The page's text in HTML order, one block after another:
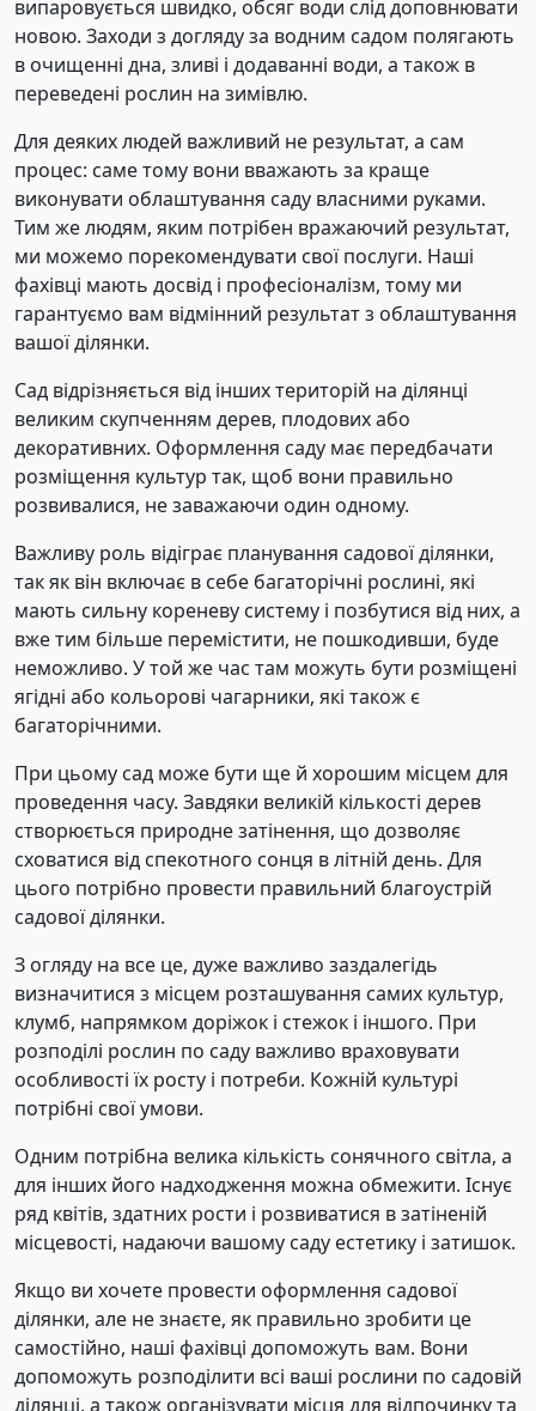
випаровується швидко, обсяг води слід доповнювати
новою. Заходи з догляду за водним садом полягають
в очищенні дна, зливі і додаванні води, а також в
переведені рослин на зимівлю.
Для деяких людей важливий не результат, а сам
процес: саме тому вони вважають за краще
виконувати облаштування саду власними руками.
Тим же людям, яким потрібен вражаючий результат,
ми можемо порекомендувати свої послуги. Наші
фахівці мають досвід і професіоналізм, тому ми
гарантуємо вам відмінний результат з облаштування
вашої ділянки.
Сад відрізняється від інших територій на ділянці
великим скупченням дерев, плодових або
декоративних. Оформлення саду має передбачати
розміщення культур так, щоб вони правильно
розвивалися, не заважаючи один одному.
Важливу роль відіграє планування садової ділянки,
так як він включає в себе багаторічні рослині, які
мають сильну кореневу систему і позбутися від них, а
вже тим більше перемістити, не пошкодивши, буде
неможливо. У той же час там можуть бути розміщені
ягідні або кольорові чагарники, які також є
багаторічними.
При цьому сад може бути ще й хорошим місцем для
проведення часу. Завдяки великій кількості дерев
створюється природне затінення, що дозволяє
сховатися від спекотного сонця в літній день. Для
цього потрібно провести правильний благоустрій
садової ділянки.
З огляду на все це, дуже важливо заздалегідь
визначитися з місцем розташування самих культур,
клумб, напрямком доріжок і стежок і іншого. При
розподілі рослин по саду важливо враховувати
особливості їх росту і потреби. Кожній культурі
потрібні свої умови.
Одним потрібна велика кількість сонячного світла, а
для інших його надходження можна обмежити. Існує
ряд квітів, здатних рости і розвиватися в затіненій
місцевості, надаючи вашому саду естетику і затишок.
Якщо ви хочете провести оформлення садової
ділянки, але не знаєте, як правильно зробити це
самостійно, наші фахівці допоможуть вам. Вони
допоможуть розподілити всі ваші рослини по садовій
ділянці, а також організувати місця для відпочинку та